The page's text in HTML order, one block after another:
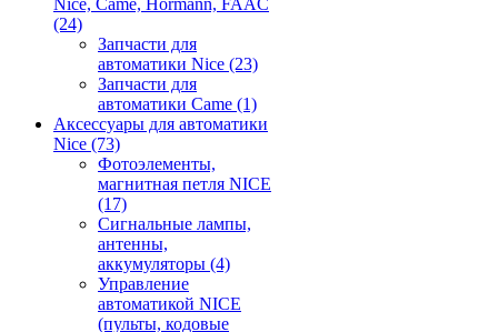
Nice, Came, Hormann, FAAC
(24)
Запчасти для
автоматики Nice (23)
Запчасти для
автоматики Came (1)
Аксессуары для автоматики
Nice (73)
Фотоэлементы,
магнитная петля NICE
(17)
Сигнальные лампы,
антенны,
аккумуляторы (4)
Управление
автоматикой NICE
(пульты, кодовые